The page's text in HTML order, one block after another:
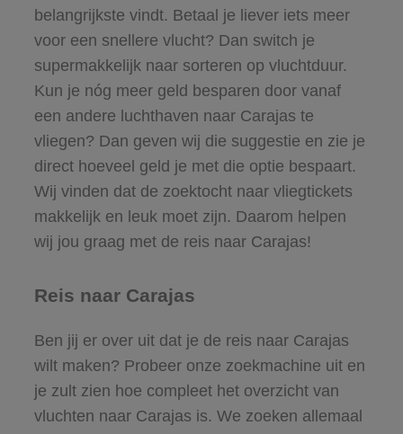
belangrijkste vindt. Betaal je liever iets meer
voor een snellere vlucht? Dan switch je
supermakkelijk naar sorteren op vluchtduur.
Kun je nóg meer geld besparen door vanaf
een andere luchthaven naar Carajas te
vliegen? Dan geven wij die suggestie en zie je
direct hoeveel geld je met die optie bespaart.
Wij vinden dat de zoektocht naar vliegtickets
makkelijk en leuk moet zijn. Daarom helpen
wij jou graag met de reis naar Carajas!
Reis naar Carajas
Ben jij er over uit dat je de reis naar Carajas
wilt maken? Probeer onze zoekmachine uit en
je zult zien hoe compleet het overzicht van
vluchten naar Carajas is. We zoeken allemaal